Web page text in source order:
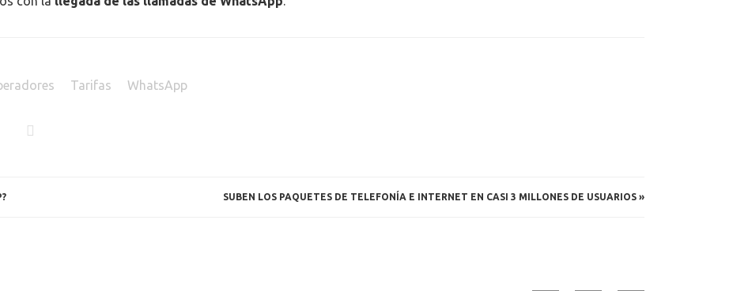
de tres, 1GB de datos se consumirían en aproximadamente
que tanto se hacen desear por los usuarios, son
la mayoría de usuarios tendrán que plantearse contratar planes de datos con mayor capacidad y de ahí que